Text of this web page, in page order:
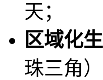
天；
区域化
珠三角